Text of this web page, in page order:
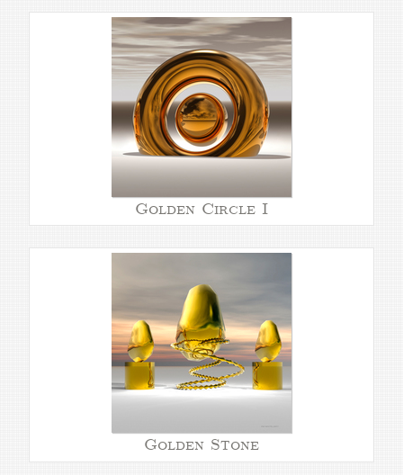
Golden Circle I
Golden Stone